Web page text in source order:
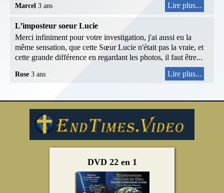
Marcel 3 ans Lire plus...
L’imposteur soeur Lucie
Merci infiniment pour votre investigation, j'ai aussi eu la
même sensation, que cette Sœur Lucie n'était pas la vraie, et
cette grande différence en regardant les photos, il faut être...
Rose 3 ans Lire plus...
DVD 22 en 1